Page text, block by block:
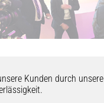
Kunden durch unsere